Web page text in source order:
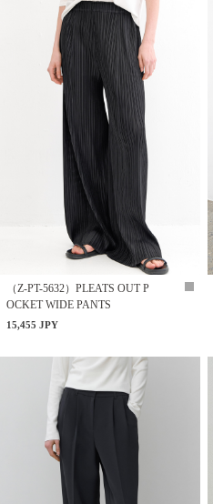
（Z-PT-5632）PLEATS OUT P
OCKET WIDE PANTS
15,455 JPY